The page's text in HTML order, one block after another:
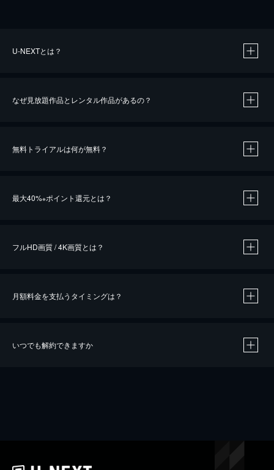
U-NEXTとは？
なぜ見放題作品とレンタル作品があるの？
無料トライアルは何が無料？
最大40%※ポイント還元とは？
※40％ポイント還元の対象は、クレジットカード決済による作品の購入 / レンタルです。
iOSアプリのUコイン決済による作品の購入 / レンタルは、20％のポイント還元です。
フルHD画質 / 4K画質とは？
月額料金を支払うタイミングは？
いつでも解約できますか